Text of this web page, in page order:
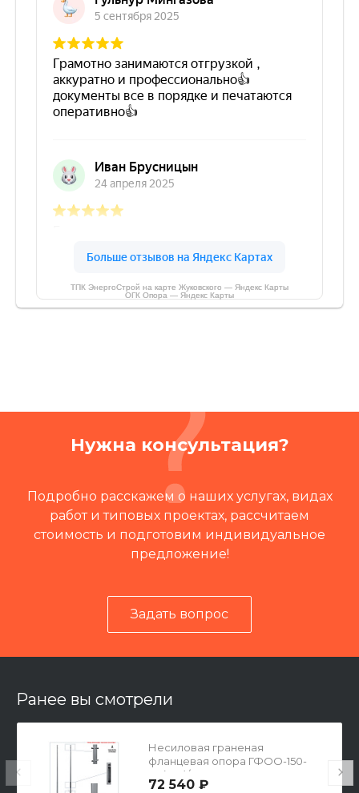
ТПК ЭнергоСтрой на карте Жуковского — Яндекс Карты
ОГК Опора — Яндекс Карты
Нужна консультация?
Подробно расскажем о наших услугах, видах
работ и типовых проектах, рассчитаем
стоимость и подготовим индивидуальное
предложение!
Задать вопрос
Ранее вы смотрели
Несиловая граненая
фланцевая опора ГФОО-150-
11,5(100)/14,0
72 540 ₽